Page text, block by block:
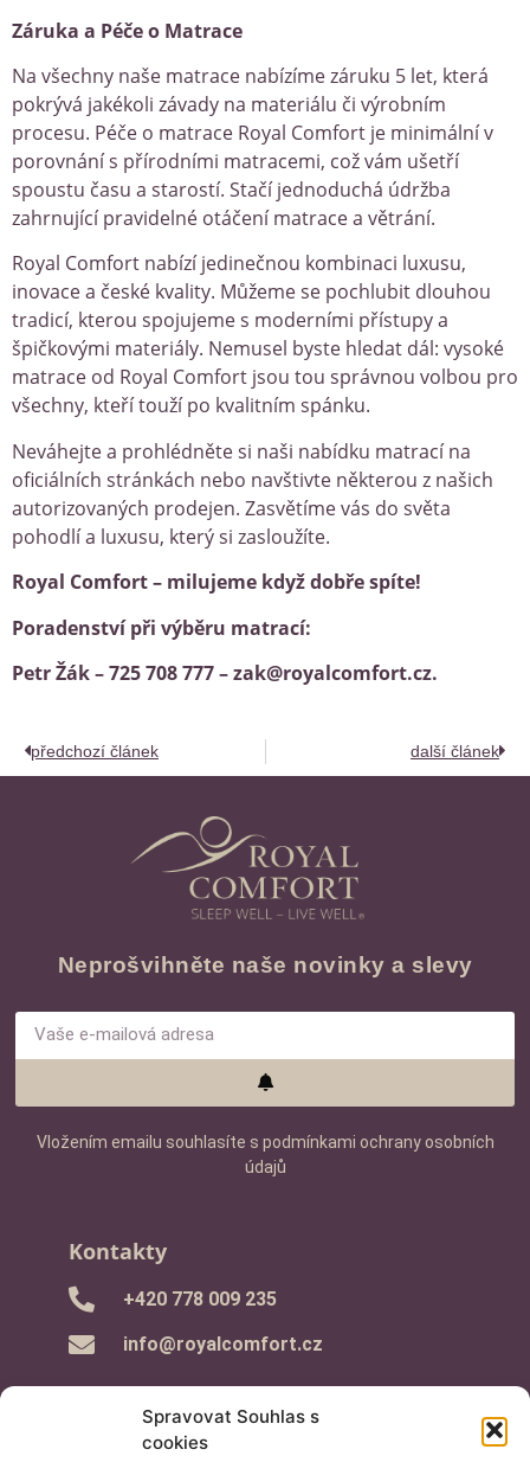
Spravovat Souhlas s
cookies
Záruka a Péče o Matrace
Na všechny naše matrace nabízíme záruku 5 let, která
pokrývá jakékoli závady na materiálu či výrobním
procesu. Péče o matrace Royal Comfort je minimální v
porovnání s přírodními matracemi, což vám ušetří
spoustu času a starostí. Stačí jednoduchá údržba
zahrnující pravidelné otáčení matrace a větrání.
Royal Comfort nabízí jedinečnou kombinaci luxusu,
inovace a české kvality. Můžeme se pochlubit dlouhou
tradicí, kterou spojujeme s moderními přístupy a
špičkovými materiály. Nemusel byste hledat dál: vysoké
matrace od Royal Comfort jsou tou správnou volbou pro
všechny, kteří touží po kvalitním spánku.
Neváhejte a prohlédněte si naši nabídku matrací na
oficiálních stránkách nebo navštivte některou z našich
autorizovaných prodejen. Zasvětíme vás do světa
pohodlí a luxusu, který si zasloužíte.
Royal Comfort – milujeme když dobře spíte!
Poradenství při výběru matrací:
Petr Žák – 725 708 777 – zak@royalcomfort.cz.
předchozí článek další článek
Neprošvihněte naše novinky a slevy
Vložením emailu souhlasíte s podmínkami ochrany osobních
údajů
Kontakty
‭+420 778 009 235‬
info@royalcomfort.cz